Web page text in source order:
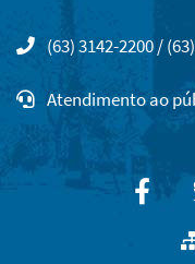
(63) 3142-2200 /
Atendimento ao